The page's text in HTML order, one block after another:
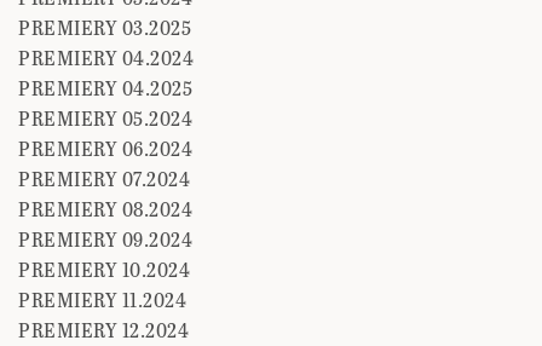
PREMIERY 03.2025
PREMIERY 04.2024
PREMIERY 04.2025
PREMIERY 05.2024
PREMIERY 06.2024
PREMIERY 07.2024
PREMIERY 08.2024
PREMIERY 09.2024
PREMIERY 10.2024
PREMIERY 11.2024
PREMIERY 12.2024